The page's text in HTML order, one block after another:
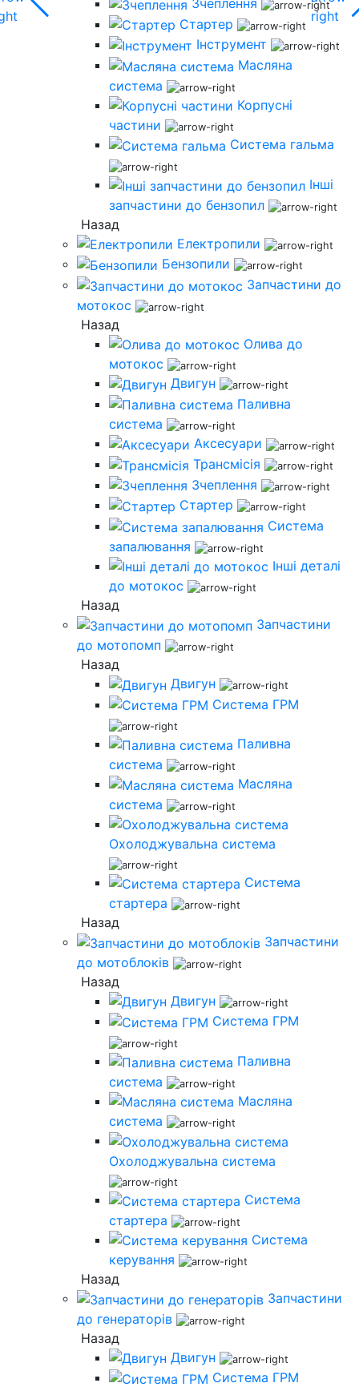
Зчеплення
Стартер
Інструмент
Масляна
система
Корпусні
частини
Система гальма
Інші
запчастини до бензопил
Назад
Електропили
Бензопили
Запчастини до
мотокос
Назад
Олива до
мотокос
Двигун
Паливна
система
Аксесуари
Трансмісія
Зчеплення
Стартер
Система
запалювання
Інші деталі
до мотокос
Назад
Запчастини
до мотопомп
Назад
Двигун
Система ГРМ
Паливна
система
Масляна
система
Охолоджувальна система
Система
стартера
Назад
Запчастини
до мотоблоків
Назад
Двигун
Система ГРМ
Паливна
система
Масляна
система
Охолоджувальна система
Система
стартера
Система
керування
Назад
Запчастини
до генераторів
Назад
Двигун
Система ГРМ